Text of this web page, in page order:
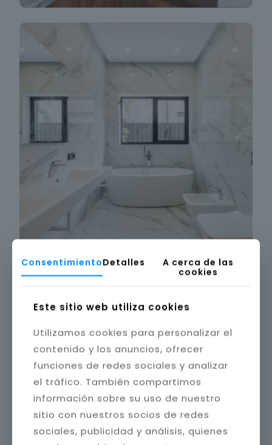
ConsentimientoDetalles
A cerca de las
cookies
Este sitio web utiliza cookies
Utilizamos cookies para personalizar el
contenido y los anuncios, ofrecer
funciones de redes sociales y analizar
el tráfico. También compartimos
información sobre su uso de nuestro
sitio con nuestros socios de redes
sociales, publicidad y análisis, quienes